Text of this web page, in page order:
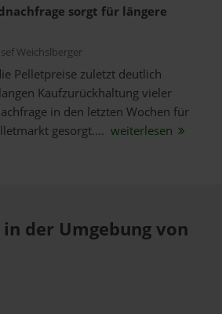
sorgt für längere
Weichslberger
Pelletpreise zuletzt deutlich
Kaufzurückhaltung vieler
in den letzten Wochen für
gesorgt.... weiterlesen
der Umgebung von